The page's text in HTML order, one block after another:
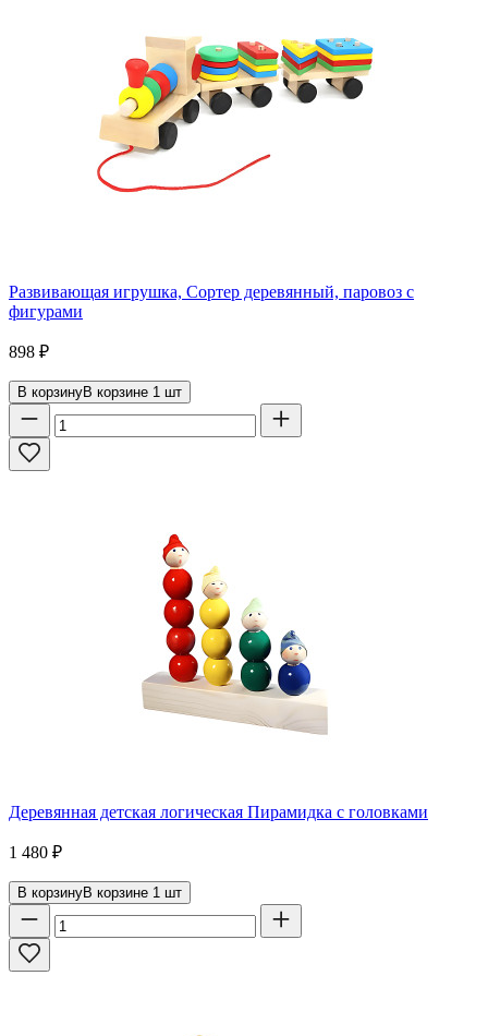
Развивающая игрушка, Сортер деревянный, паровоз с
фигурами
898 ₽
В корзинуВ корзине 1 шт
Деревянная детская логическая Пирамидка с головками
1 480 ₽
В корзинуВ корзине 1 шт